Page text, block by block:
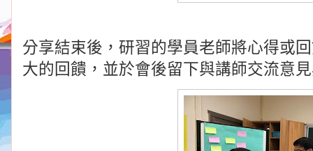
分享結束後，研習的學員老師將心得或
大的回饋，並於會後留下與講師交流意